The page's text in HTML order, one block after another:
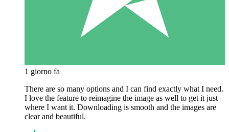
1 giorno fa
There are so many options and I can find exactly what I need.
I love the feature to reimagine the image as well to get it just
where I want it. Downloading is smooth and the images are
clear and beautiful.